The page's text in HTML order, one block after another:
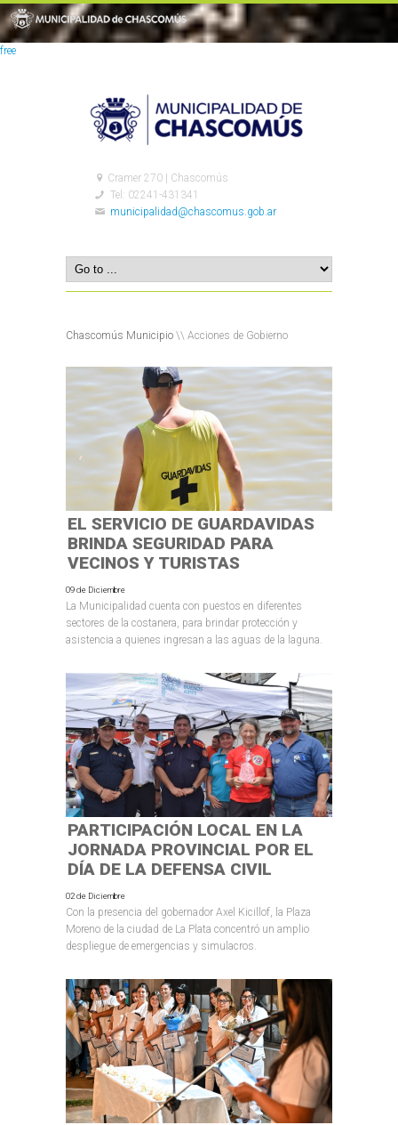
free
Cramer 270 | Chascomús
Tel: 02241-431341
municipalidad@chascomus.gob.ar
Chascomús Municipio \\ Acciones de Gobierno
EL SERVICIO DE GUARDAVIDAS
BRINDA SEGURIDAD PARA
VECINOS Y TURISTAS
09 de Diciembre
La Municipalidad cuenta con puestos en diferentes
sectores de la costanera, para brindar protección y
asistencia a quienes ingresan a las aguas de la laguna.
PARTICIPACIÓN LOCAL EN LA
JORNADA PROVINCIAL POR EL
DÍA DE LA DEFENSA CIVIL
02 de Diciembre
Con la presencia del gobernador Axel Kicillof, la Plaza
Moreno de la ciudad de La Plata concentró un amplio
despliegue de emergencias y simulacros.